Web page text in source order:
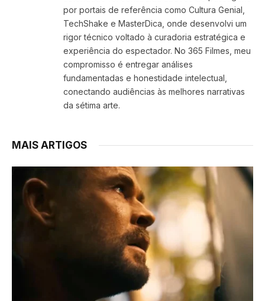
por portais de referência como Cultura Genial,
TechShake e MasterDica, onde desenvolvi um
rigor técnico voltado à curadoria estratégica e
experiência do espectador. No 365 Filmes, meu
compromisso é entregar análises
fundamentadas e honestidade intelectual,
conectando audiências às melhores narrativas
da sétima arte.
MAIS ARTIGOS